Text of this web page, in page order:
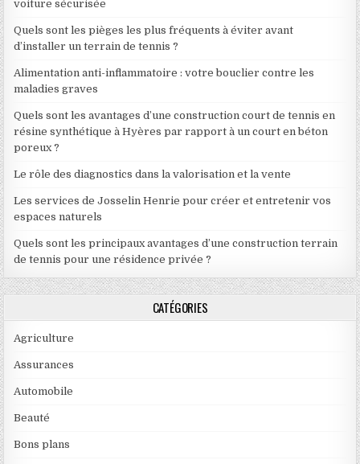
voiture sécurisée
Quels sont les pièges les plus fréquents à éviter avant
d’installer un terrain de tennis ?
Alimentation anti-inflammatoire : votre bouclier contre les
maladies graves
Quels sont les avantages d’une construction court de tennis en
résine synthétique à Hyères par rapport à un court en béton
poreux ?
Le rôle des diagnostics dans la valorisation et la vente
Les services de Josselin Henrie pour créer et entretenir vos
espaces naturels
Quels sont les principaux avantages d’une construction terrain
de tennis pour une résidence privée ?
CATÉGORIES
Agriculture
Assurances
Automobile
Beauté
Bons plans